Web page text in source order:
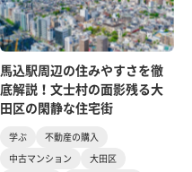
馬込駅周辺の住みやすさを徹
底解説！文士村の面影残る大
田区の閑静な住宅街
学ぶ
不動産の購入
中古マンション
大田区